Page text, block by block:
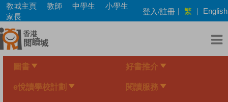
Skip
main
content
教城主頁 教師 中學生
小學生
家長
登入/註冊 | 繁 | English
圖書 好書推介
e悅讀學校計劃 閱讀服務